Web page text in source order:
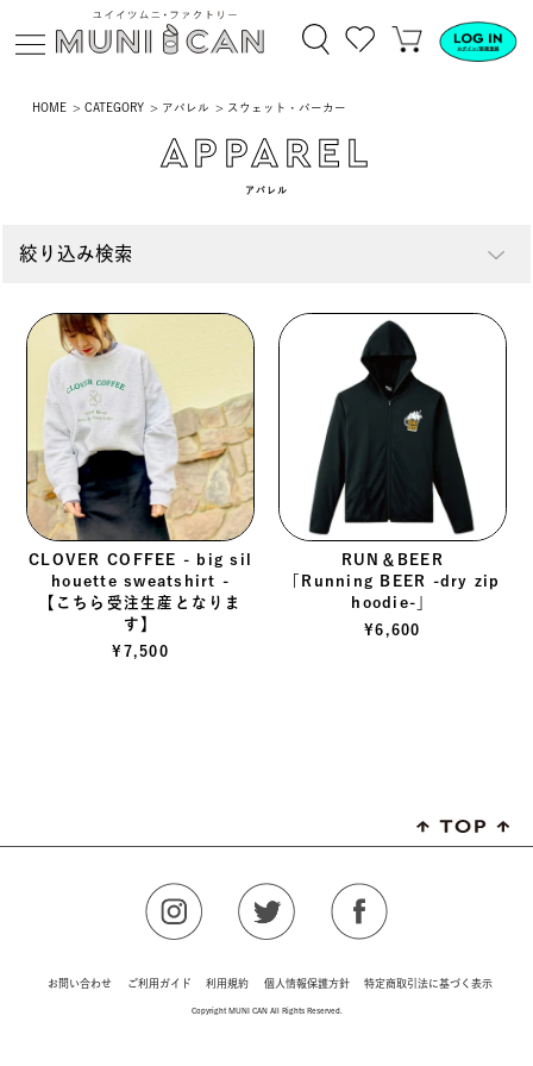
HOME CATEGORY アパレル スウェット・パーカー
APPAREL
アパレル
絞り込み検索
アパレル
ファッション
生活雑貨
その他雑貨 ペットグッズ CD
Tシャツ シャツ ジャケット
スウェット
・パーカー
パンツ スカート
CLOVER COFFEE - big sil
houette sweatshirt -
【こちら受注生産となりま
す】
¥7,500
RUN＆BEER
「Running BEER -dry zip
hoodie-」
¥6,600
お問い合わせ ご利用ガイド 利用規約 個人情報保護方針 特定商取引法に基づく表示
Copyright MUNI CAN All Rights Reserved.